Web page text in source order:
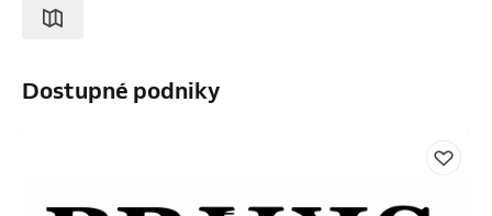
Dostupné podniky